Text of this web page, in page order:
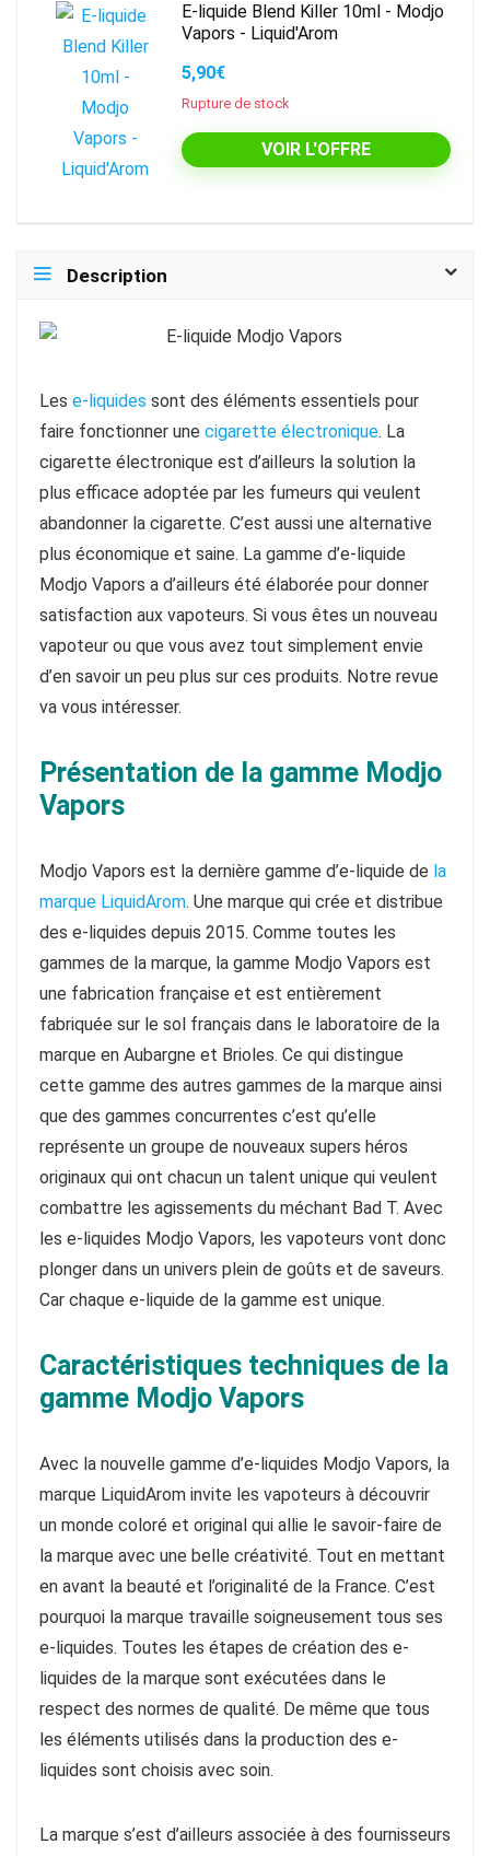
E-liquide Blend Killer 10ml - Modjo
Vapors - Liquid'Arom
5,90€
Rupture de stock
VOIR L'OFFRE
Description
Les e-liquides sont des éléments essentiels pour
faire fonctionner une cigarette électronique. La
cigarette électronique est d’ailleurs la solution la
plus efficace adoptée par les fumeurs qui veulent
abandonner la cigarette. C’est aussi une alternative
plus économique et saine. La gamme d’e-liquide
Modjo Vapors a d’ailleurs été élaborée pour donner
satisfaction aux vapoteurs. Si vous êtes un nouveau
vapoteur ou que vous avez tout simplement envie
d’en savoir un peu plus sur ces produits. Notre revue
va vous intéresser.
Présentation de la gamme Modjo
Vapors
Modjo Vapors est la dernière gamme d’e-liquide de la
marque LiquidArom. Une marque qui crée et distribue
des e-liquides depuis 2015. Comme toutes les
gammes de la marque, la gamme Modjo Vapors est
une fabrication française et est entièrement
fabriquée sur le sol français dans le laboratoire de la
marque en Aubargne et Brioles. Ce qui distingue
cette gamme des autres gammes de la marque ainsi
que des gammes concurrentes c’est qu’elle
représente un groupe de nouveaux supers héros
originaux qui ont chacun un talent unique qui veulent
combattre les agissements du méchant Bad T. Avec
les e-liquides Modjo Vapors, les vapoteurs vont donc
plonger dans un univers plein de goûts et de saveurs.
Car chaque e-liquide de la gamme est unique.
Caractéristiques techniques de la
gamme Modjo Vapors
Avec la nouvelle gamme d’e-liquides Modjo Vapors, la
marque LiquidArom invite les vapoteurs à découvrir
un monde coloré et original qui allie le savoir-faire de
la marque avec une belle créativité. Tout en mettant
en avant la beauté et l’originalité de la France. C’est
pourquoi la marque travaille soigneusement tous ses
e-liquides. Toutes les étapes de création des e-
liquides de la marque sont exécutées dans le
respect des normes de qualité. De même que tous
les éléments utilisés dans la production des e-
liquides sont choisis avec soin.
La marque s’est d’ailleurs associée à des fournisseurs